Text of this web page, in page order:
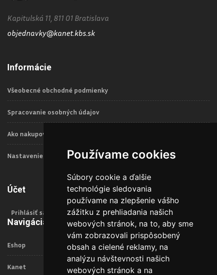
Používame cookies
Súbory cookie a ďalšie
technológie sledovania
používame na zlepšenie vášho
zážitku z prehliadania našich
webových stránok, na to, aby sme
vám zobrazovali prispôsobený
obsah a cielené reklamy, na
analýzu návštevnosti našich
webových stránok a na
Kapitulská 11, 811 01 Bratislava
objednavky@kanet.kbs.sk
Informácie
Všeobecné obchodné podmienky
Spracovanie osobných údajov
Ako nakupovať
Nastavenie Cookies
Účet
Prihlásiť sa
Navigácia
Eshop
Kanet